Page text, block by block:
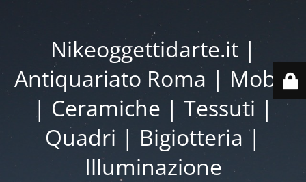
Nikeoggettidarte.it |
Antiquariato Roma | Mobili
| Ceramiche | Tessuti |
Quadri | Bigiotteria |
Illuminazione